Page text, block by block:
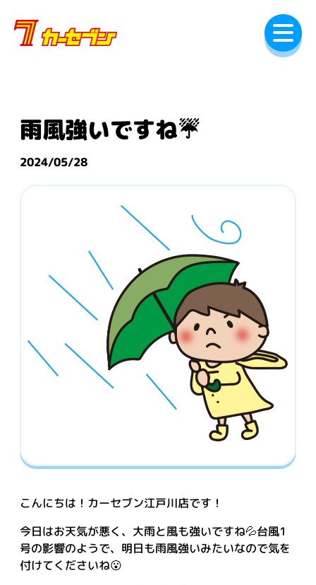
容
雨風強いですね☔
2024/05/28
こんにちは！カーセブン江戸川店です！
今日はお天気が悪く、大雨と風も強いですね💦台風1
号の影響のようで、明日も雨風強いみたいなので気を
付けてくださいね😮